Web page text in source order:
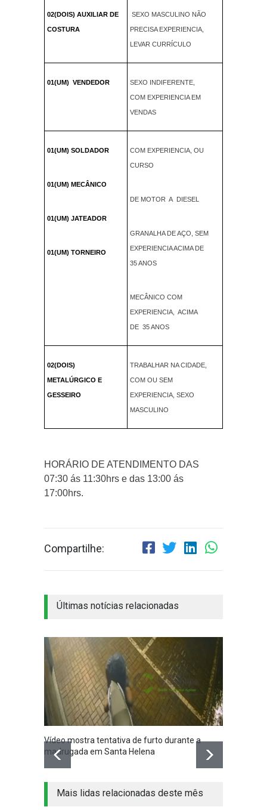
02(DOIS) AUXILIAR DE
COSTURA
SEXO MASCULINO NÃO
PRECISA EXPERIENCIA,
LEVAR CURRÍCULO
01(UM) VENDEDOR SEXO INDIFERENTE,
COM EXPERIENCIA EM
VENDAS
01(UM) SOLDADOR
01(UM) MECÂNICO
01(UM) JATEADOR
01(UM) TORNEIRO
COM EXPERIENCIA, OU
CURSO
DE MOTOR A DIESEL
GRANALHA DE AÇO, SEM
EXPERIENCIA ACIMA DE
35 ANOS
MECÂNICO COM
EXPERIENCIA, ACIMA
DE 35 ANOS
02(DOIS)
METALÚRGICO E
GESSEIRO
TRABALHAR NA CIDADE,
COM OU SEM
EXPERIENCIA, SEXO
MASCULINO
HORÁRIO DE ATENDIMENTO DAS
07:30 ás 11:30hrs e das 13:00 ás
17:00hrs.
Compartilhe:
Últimas notícias relacionadas
Vídeo mostra tentativa de furto durante a
madrugada em Santa Helena
Mais lidas relacionadas deste mês